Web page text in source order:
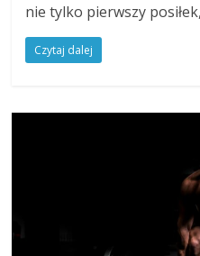
nie tylko pierwszy
Czytaj dalej